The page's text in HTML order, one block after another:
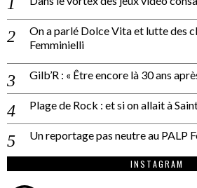
On a parlé Dolce Vita et lutte des
Femminielli
Gilb’R : « Être encore là 30 ans
Plage de Rock : et si on allait à
Un reportage pas neutre au PALP
INSTAGRAM